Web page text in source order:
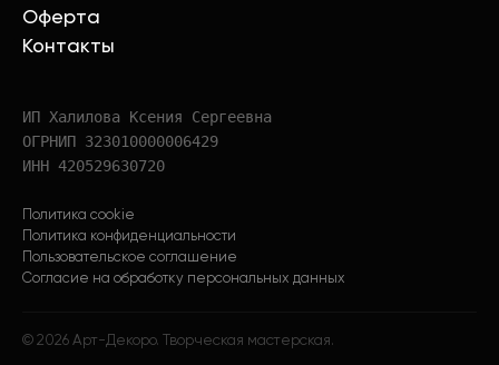
Оферта
Контакты
ИП Халилова Ксения Сергеевна
ОГРНИП 323010000006429
ИНН 420529630720
Политика cookie
Политика конфиденциальности
Пользовательское соглашение
Согласие на обработку персональных данных
© 2026 Арт-Декоро. Творческая мастерская.